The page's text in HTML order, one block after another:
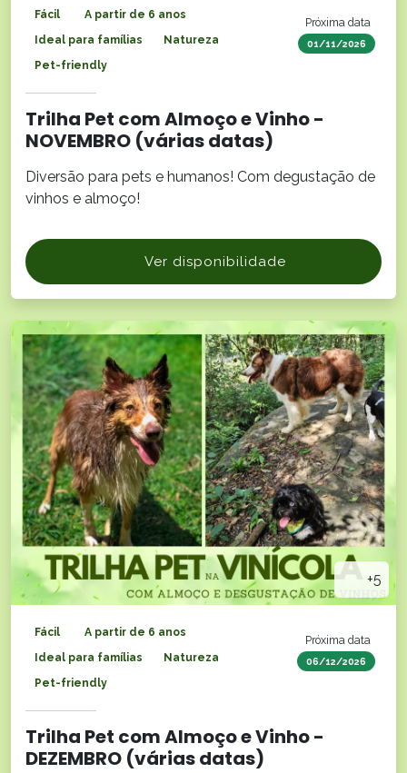
Próxima data
01/11/2026
Fácil
A partir de 6 anos
Ideal para famílias
Natureza
Pet-friendly
Trilha Pet com Almoço e Vinho -
NOVEMBRO (várias datas)
Diversão para pets e humanos! Com degustação de
vinhos e almoço!
Ver disponibilidade
+5
Próxima data
06/12/2026
Fácil
A partir de 6 anos
Ideal para famílias
Natureza
Pet-friendly
Trilha Pet com Almoço e Vinho -
DEZEMBRO (várias datas)